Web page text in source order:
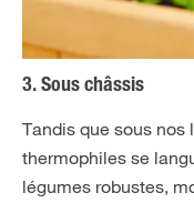
3. Sous châssis
Tandis que sous
thermophiles se
légumes robustes,